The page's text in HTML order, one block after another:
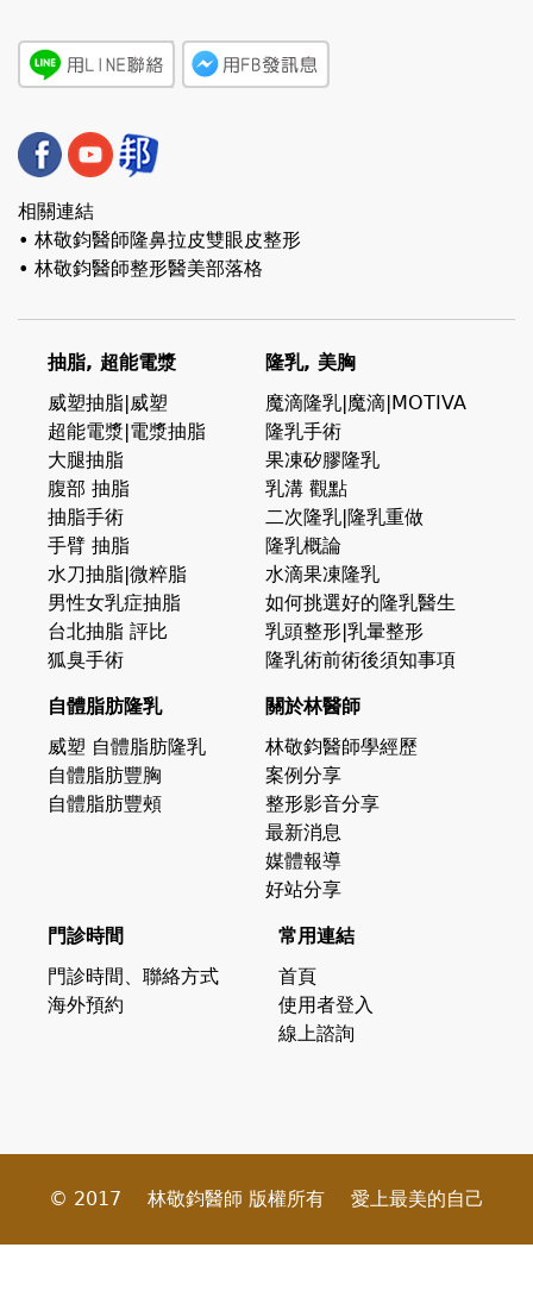
相關連結
• 林敬鈞醫師隆鼻拉皮雙眼皮整形
• 林敬鈞醫師整形醫美部落格
抽脂, 超能電漿
威塑抽脂|威塑
超能電漿|電漿抽脂
大腿抽脂
腹部 抽脂
抽脂手術
手臂 抽脂
水刀抽脂|微粹脂
男性女乳症抽脂
台北抽脂 評比
狐臭手術
隆乳, 美胸
魔滴隆乳|魔滴|MOTIVA
隆乳手術
果凍矽膠隆乳
乳溝 觀點
二次隆乳|隆乳重做
隆乳概論
水滴果凍隆乳
如何挑選好的隆乳醫生
乳頭整形|乳暈整形
隆乳術前術後須知事項
自體脂肪隆乳
威塑 自體脂肪隆乳
自體脂肪豐胸
自體脂肪豐頰
關於林醫師
林敬鈞醫師學經歷
案例分享
整形影音分享
最新消息
媒體報導
好站分享
門診時間
門診時間、聯絡方式
海外預約
常用連結
首頁
使用者登入
線上諮詢
© 2017 林敬鈞醫師 版權所有 愛上最美的自己